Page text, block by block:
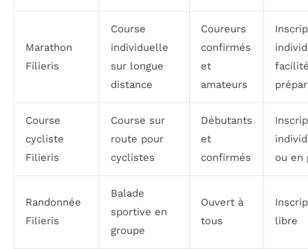
Marathon
Filieris
Course
individuelle
sur longue
distance
Coureurs
confirmés
et
amateurs
Course
cycliste
Filieris
Course sur
route pour
cyclistes
Débutants
et
confirmés
ou en
Randonnée
Filieris
Balade
sportive en
groupe
Ouvert à
tous
libre